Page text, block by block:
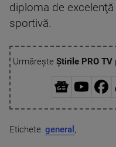
diploma de
sportivă.
Urmărește Știrile PRO TV
Etichete: general ,